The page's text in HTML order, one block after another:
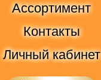
Ассортимент
Контакты
Личный кабинет